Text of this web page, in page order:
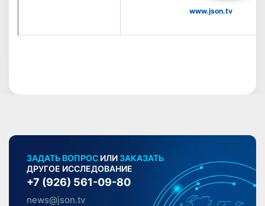
www.json.tv
ЗАДАТЬ ВОПРОС ИЛИ ЗАКАЗАТЬ
ДРУГОЕ ИССЛЕДОВАНИЕ
+7 (926) 561-09-80
news@json.tv